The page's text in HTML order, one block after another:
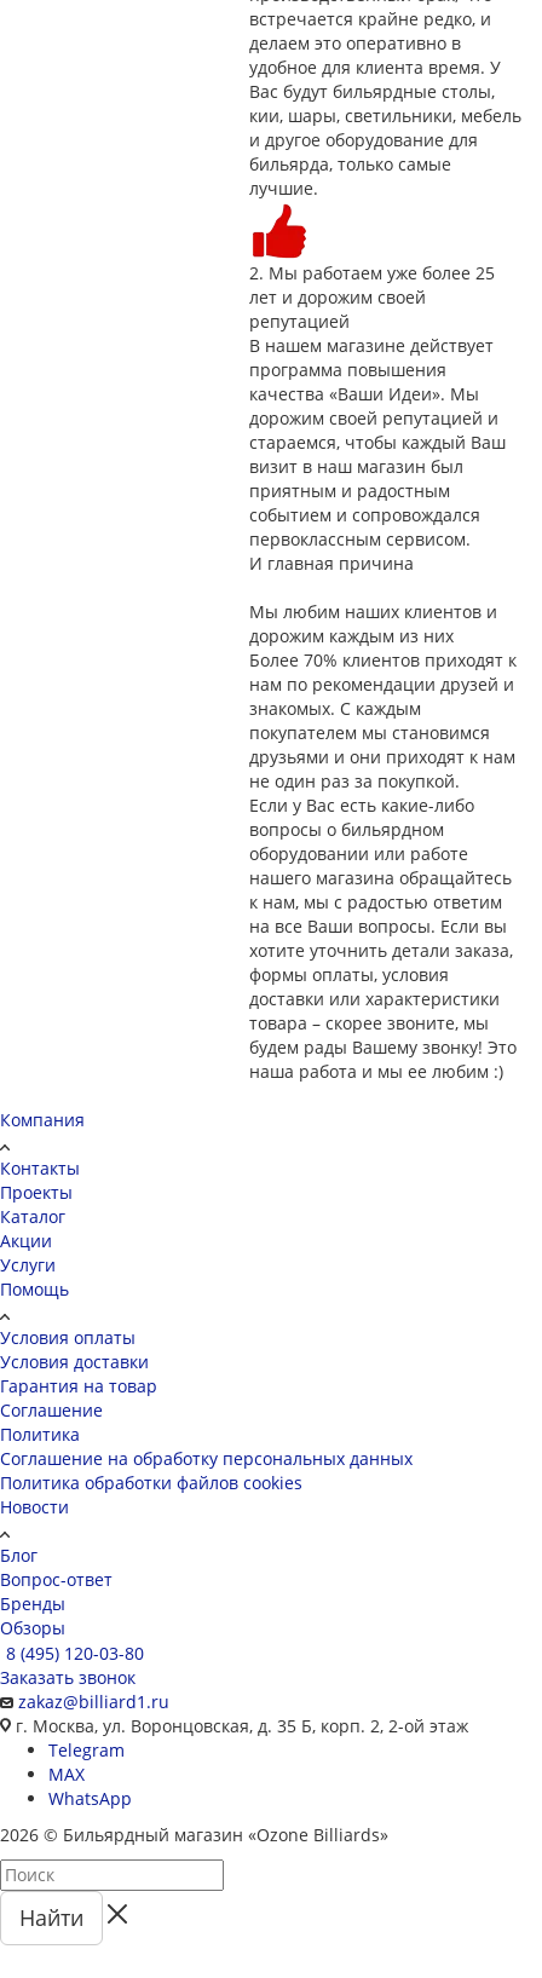
встречается крайне редко, и
делаем это оперативно в
удобное для клиента время. У
Вас будут бильярдные столы,
кии, шары, светильники, мебель
и другое оборудование для
бильярда, только самые
лучшие.
2. Мы работаем уже более 25
лет и дорожим своей
репутацией
В нашем магазине действует
программа повышения
качества «Ваши Идеи». Мы
дорожим своей репутацией и
стараемся, чтобы каждый Ваш
визит в наш магазин был
приятным и радостным
событием и сопровождался
первоклассным сервисом.
И главная причина
Мы любим наших клиентов и
дорожим каждым из них
Более 70% клиентов приходят к
нам по рекомендации друзей и
знакомых. С каждым
покупателем мы становимся
друзьями и они приходят к нам
не один раз за покупкой.
Если у Вас есть какие-либо
вопросы о бильярдном
оборудовании или работе
нашего магазина обращайтесь
к нам, мы с радостью ответим
на все Ваши вопросы. Если вы
хотите уточнить детали заказа,
формы оплаты, условия
доставки или характеристики
товара – скорее звоните, мы
будем рады Вашему звонку! Это
наша работа и мы ее любим :)
Компания
Контакты
Проекты
Каталог
Акции
Услуги
Помощь
Условия оплаты
Условия доставки
Гарантия на товар
Соглашение
Политика
Соглашение на обработку персональных данных
Политика обработки файлов cookies
Новости
Блог
Вопрос-ответ
Бренды
Обзоры
8 (495) 120-03-80
Заказать звонок
zakaz@billiard1.ru
г. Москва, ул. Воронцовская, д. 35 Б, корп. 2, 2-ой этаж
Telegram
MAX
WhatsApp
2026 © Бильярдный магазин «Ozone Billiards»
Найти